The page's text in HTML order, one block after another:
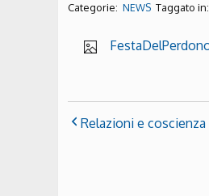
Categorie: NEWS Taggato in:
Relazioni e coscienza